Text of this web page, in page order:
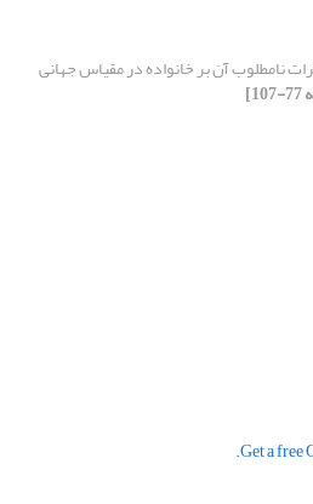
نامطلوب آن بر خانواده در مقیاس جهانی